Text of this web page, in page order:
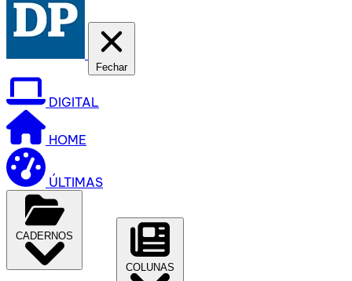
Fechar
DIGITAL
HOME
ÚLTIMAS
CADERNOS
COLUNAS